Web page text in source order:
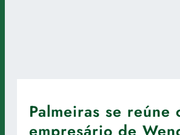
Palmeiras se reúne